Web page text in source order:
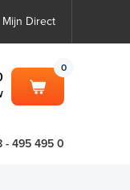
Mijn Direct
0
- 495 495 0